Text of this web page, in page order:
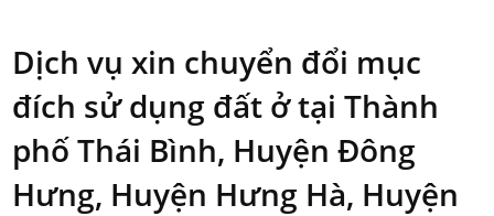
Dịch vụ xin chuyển đổi mục
đích sử dụng đất ở tại Thành
phố Thái Bình, Huyện Đông
Hưng, Huyện Hưng Hà, Huyện